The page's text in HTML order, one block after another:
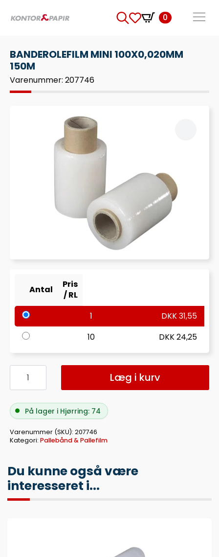
0
BANDEROLEFILM MINI 100X0,020MM
150M
Varenummer: 207746
Antal
Pris
/ RL
1
DKK31,55
10
DKK24,25
BANDEROLEFILM
100X0,020MM
150M
Læg i kurv
På lager i Hjørring: 74
Varenummer (SKU): 207746
Kategori: Pallebånd & Pallefilm
Du kunne også være
interesseret i...